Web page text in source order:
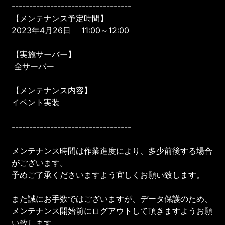
----------------------------------
【メンテナンス予定時間】
2023年4月26日 11:00～12:00
【実施サーバー】
全サーバー
【メンテナンス内容】
イベント実装
----------------------------------
メンテナンス時間は作業進度により、多少前後する場合
がございます。
予めご了承くださいますよう宜しくお願い致します。
また誠にお手数ではございますが、データ保護のため、
メンテナンス開始前にログアウトして頂きますようお願
い致します。